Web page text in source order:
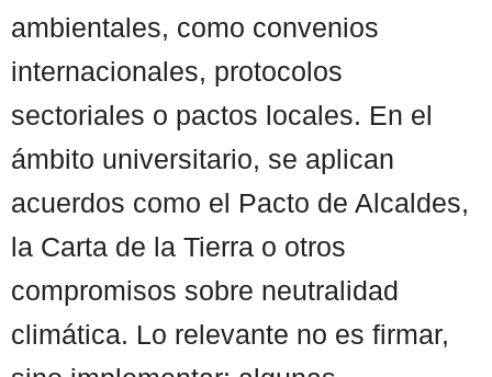
ambientales, como convenios
internacionales, protocolos
sectoriales o pactos locales. En el
ámbito universitario, se aplican
acuerdos como el Pacto de Alcaldes,
la Carta de la Tierra o otros
compromisos sobre neutralidad
climática. Lo relevante no es firmar,